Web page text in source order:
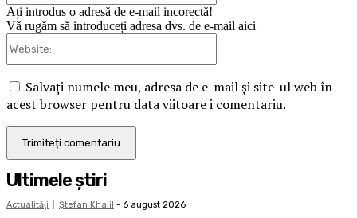
Ați introdus o adresă de e-mail incorectă!
Vă rugăm să introduceți adresa dvs. de e-mail aici
Salvați numele meu, adresa de e-mail și site-ul web în
acest browser pentru data viitoare i comentariu.
Ultimele ştiri
Actualităţi Ştefan Khalil - 6 august 2026